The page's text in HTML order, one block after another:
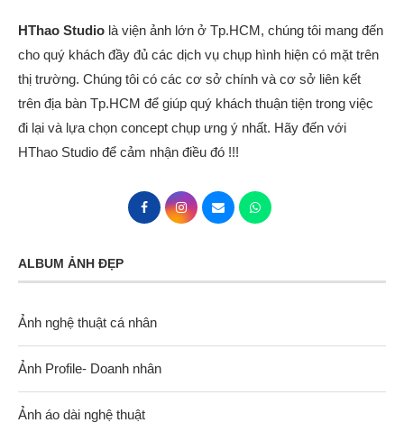
HThao Studio là viện ảnh lớn ở Tp.HCM, chúng tôi mang đến
cho quý khách đầy đủ các dịch vụ chụp hình hiện có mặt trên
thị trường. Chúng tôi có các cơ sở chính và cơ sở liên kết
trên địa bàn Tp.HCM để giúp quý khách thuận tiện trong việc
đi lại và lựa chọn concept chụp ưng ý nhất. Hãy đến với
HThao Studio để cảm nhận điều đó !!!
ALBUM ẢNH ĐẸP
Ảnh nghệ thuật cá nhân
Ảnh Profile- Doanh nhân
Ảnh áo dài nghệ thuật